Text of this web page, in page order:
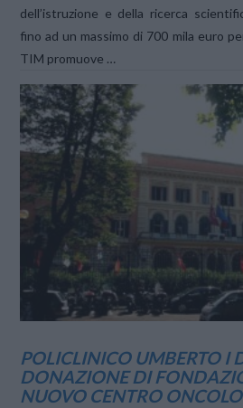
VIEW POST
dell’istruzione e della ricerca
fino ad un massimo di 700 mila euro
TIM promuove …
POLICLINICO UMBERTO I
DONAZIONE DI
NUOVO CENTRO